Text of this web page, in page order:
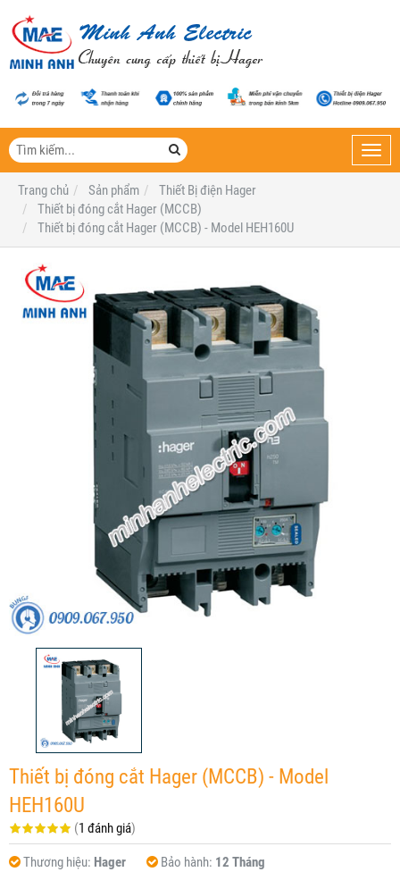
Trang chủ
Sản phẩm
Thiết Bị điện Hager
Thiết bị đóng cắt Hager (MCCB)
Thiết bị đóng cắt Hager (MCCB) - Model HEH160U
Thiết bị đóng cắt Hager (MCCB) - Model
HEH160U
(1 đánh giá)
Thương hiệu: Hager Bảo hành: 12 Tháng